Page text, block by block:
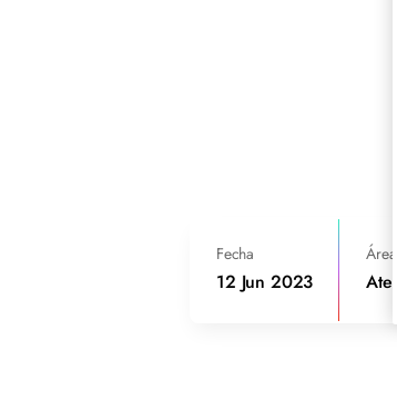
Fecha
12 Jun 2023